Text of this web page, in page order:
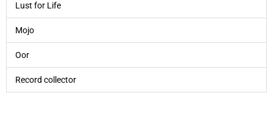
Lust for Life
Mojo
Oor
Record collector